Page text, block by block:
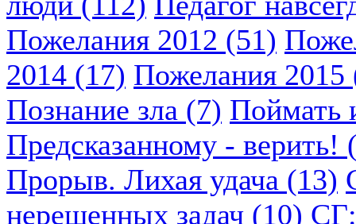
Пожелания 2012 (51)
2014 (17) Пожелания 2015
Познание зла (7) Поймать
Предсказанному - верить!
Прорыв. Лихая удача (13)
нерешенных задач (10)